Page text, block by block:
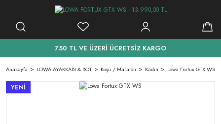
750 TL VE ÜZERİ ÜCRETSİZ KARGO
Anasayfa LOWA AYAKKABI & BOT Koşu / Maraton Kadın Lowa Fortux GTX WS
YENİ